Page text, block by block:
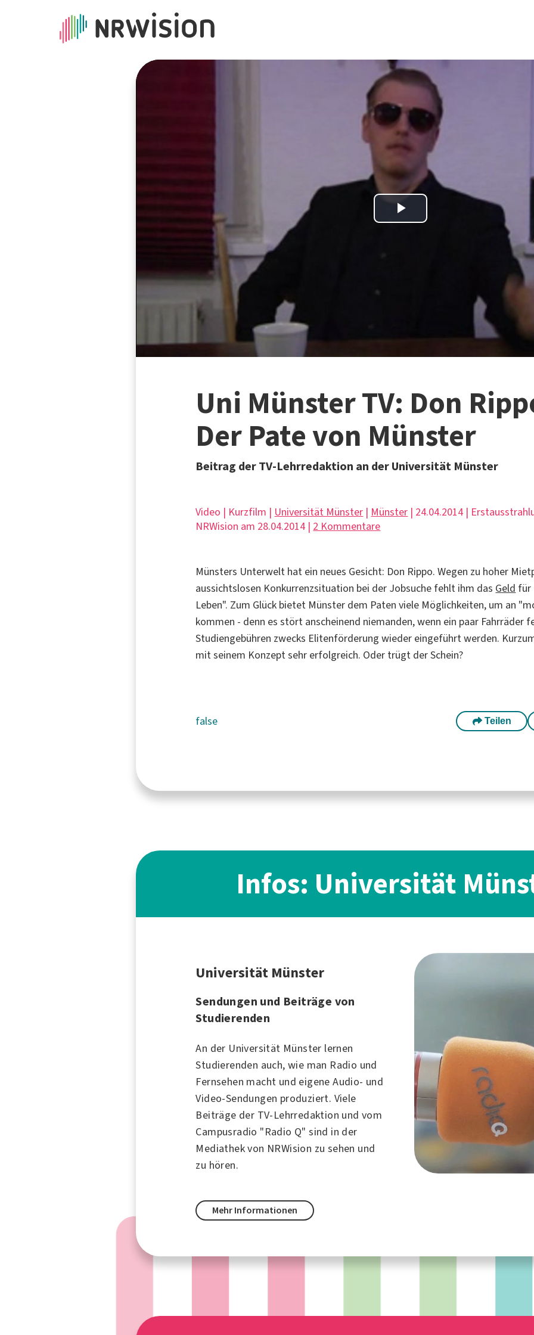
Play
Uni Münster TV: Don
Der Pate von Münster
Beitrag der TV-Lehrredaktion an der Universität Münster
Video | Kurzfilm | Universität Münster | Münster | 24.04.2014 |
NRWision am 28.04.2014 | 2 Kommentare
Münsters Unterwelt hat ein neues Gesicht: Don Rippo. Wegen zu hoher
aussichtslosen Konkurrenzsituation bei der Jobsuche fehlt ihm das Geld für
Leben". Zum Glück bietet Münster dem Paten viele Möglichkeiten, um an
kommen - denn es stört anscheinend niemanden, wenn ein paar Fahrräder
Studiengebühren zwecks Elitenförderung wieder eingeführt werden.
mit seinem Konzept sehr erfolgreich. Oder trügt der Schein?
false Teilen
Infos: Universität
Universität Münster
Sendungen und Beiträge von
Studierenden
An der Universität Münster lernen
Studierenden auch, wie man Radio und
Fernsehen macht und eigene Audio- und
Video-Sendungen produziert. Viele
Beiträge der TV-Lehrredaktion und vom
Campusradio "Radio Q" sind in der
Mediathek von NRWision zu sehen und
zu hören.
Mehr Informationen